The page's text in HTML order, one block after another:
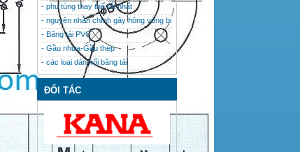
- phụ tùng thay thế tốt nhất
- nguyên nhân chính gây hỏng vòng bi
- Băng tải PVC
- Gầu nhưa-Gầu thép
- các loại dán nối băng tải
ĐỐI TÁC